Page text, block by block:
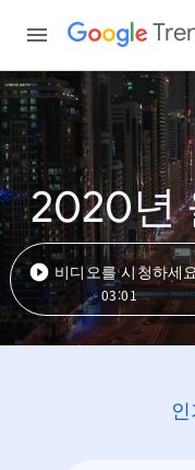
2020년
비디오를 시청하세
03:01